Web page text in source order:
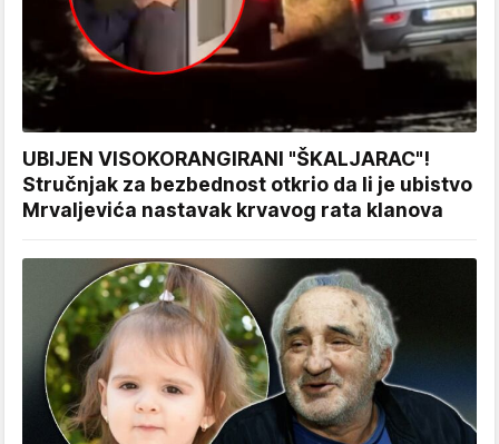
UBIJEN VISOKORANGIRANI "ŠKALJARAC"!
Stručnjak za bezbednost otkrio da li je ubistvo
Mrvaljevića nastavak krvavog rata klanova